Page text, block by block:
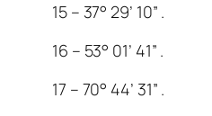
15 – 37° 29’ 10” .
16 – 53° 01’ 41” .
17 – 70° 44’ 31” .